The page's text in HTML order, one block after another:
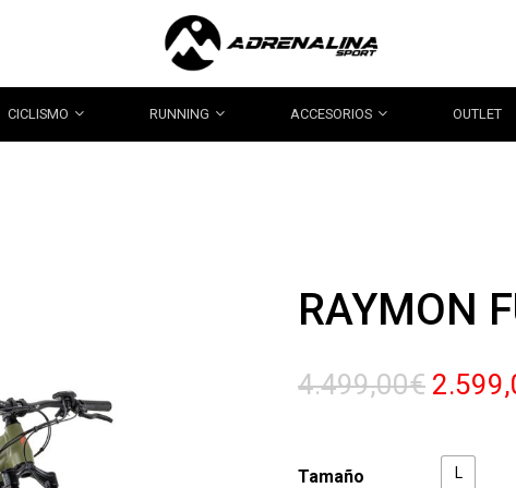
CICLISMO RUNNING ACCESORIOS OUTLET
RAYMON
4.499,00€ El
era:
Tamaño L